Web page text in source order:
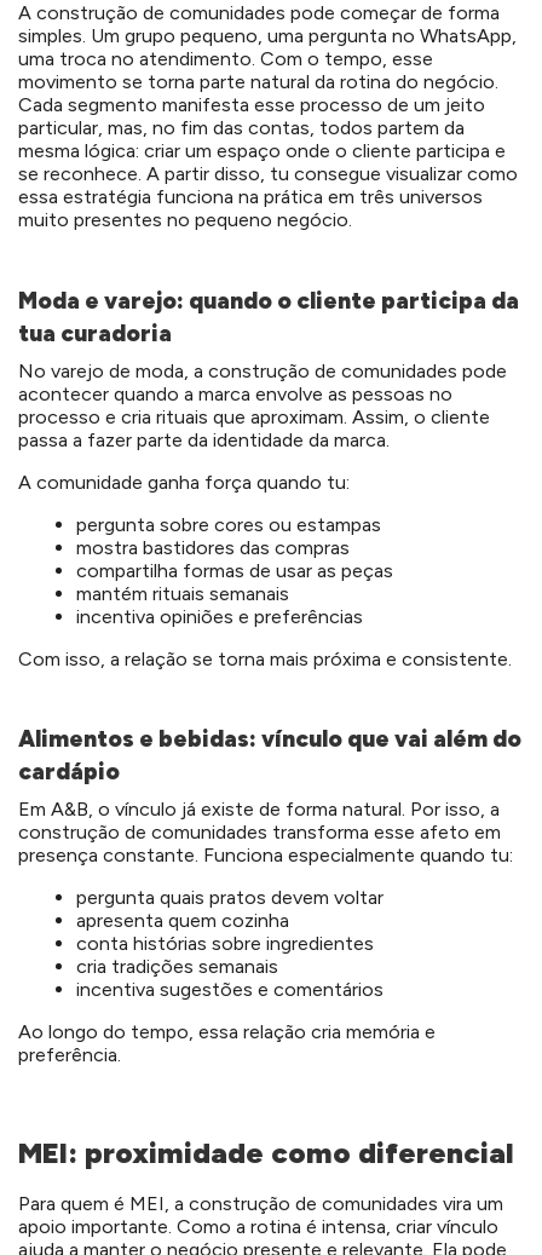
A construção de comunidades pode começar de forma
simples. Um grupo pequeno, uma pergunta no WhatsApp,
uma troca no atendimento. Com o tempo, esse
movimento se torna parte natural da rotina do negócio.
Cada segmento manifesta esse processo de um jeito
particular, mas, no fim das contas, todos partem da
mesma lógica: criar um espaço onde o cliente participa e
se reconhece. A partir disso, tu consegue visualizar como
essa estratégia funciona na prática em três universos
muito presentes no pequeno negócio.
Moda e varejo: quando o cliente participa da
tua curadoria
No varejo de moda, a construção de comunidades pode
acontecer quando a marca envolve as pessoas no
processo e cria rituais que aproximam. Assim, o cliente
passa a fazer parte da identidade da marca.
A comunidade ganha força quando tu:
pergunta sobre cores ou estampas
mostra bastidores das compras
compartilha formas de usar as peças
mantém rituais semanais
incentiva opiniões e preferências
Com isso, a relação se torna mais próxima e consistente.
Alimentos e bebidas: vínculo que vai além do
cardápio
Em A&B, o vínculo já existe de forma natural. Por isso, a
construção de comunidades transforma esse afeto em
presença constante. Funciona especialmente quando tu:
pergunta quais pratos devem voltar
apresenta quem cozinha
conta histórias sobre ingredientes
cria tradições semanais
incentiva sugestões e comentários
Ao longo do tempo, essa relação cria memória e
preferência.
MEI: proximidade como diferencial
Para quem é MEI, a construção de comunidades vira um
apoio importante. Como a rotina é intensa, criar vínculo
ajuda a manter o negócio presente e relevante. Ela pode